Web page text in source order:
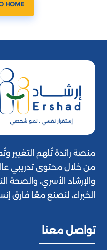
HOME
منصة رائدة تُلهم التغيير
من خلال محتوى تدريبي
والإرشاد الأسري، والصحة
الخبراء، لنصنع معًا فارق
تواصل معنا